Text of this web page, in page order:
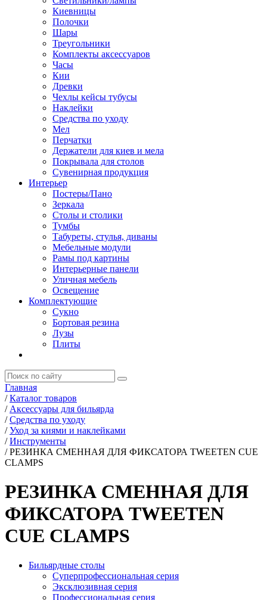
Киевницы
Полочки
Шары
Треугольники
Комплекты аксессуаров
Часы
Кии
Древки
Чехлы кейсы тубусы
Наклейки
Средства по уходу
Мел
Перчатки
Держатели для киев и мела
Покрывала для столов
Сувенирная продукция
Интерьер
Постеры/Пано
Зеркала
Столы и столики
Тумбы
Табуреты, стулья, диваны
Мебельные модули
Рамы под картины
Интерьерные панели
Уличная мебель
Освещение
Комплектующие
Сукно
Бортовая резина
Лузы
Плиты
Главная
/ Каталог товаров
/ Аксессуары для бильярда
/ Средства по уходу
/ Уход за киями и наклейками
/ Инструменты
/ РЕЗИНКА СМЕННАЯ ДЛЯ ФИКСАТОРА TWEETEN CUE
CLAMPS
РЕЗИНКА СМЕННАЯ ДЛЯ
ФИКСАТОРА TWEETEN
CUE CLAMPS
Бильярдные столы
Суперпрофессиональная серия
Эксклюзивная серия
Профессиональная серия